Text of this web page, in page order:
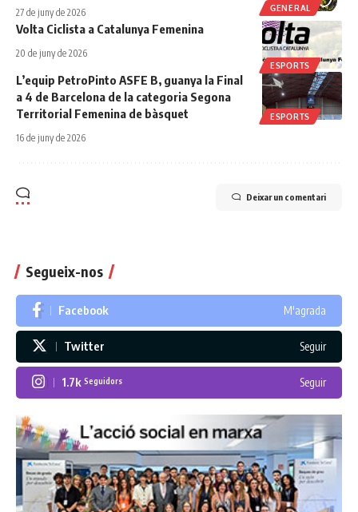
GENERAL
27 de juny de 2026
ESPORTS
Volta Ciclista a Catalunya Femenina
20 de juny de 2026
ESPORTS
L’equip PetroPinto ASFE B, guanya la Final
a 4 de Barcelona de la categoria Segona
Territorial Femenina de bàsquet
16 de juny de 2026
Deixar un comentari
Segueix-nos
Facebook M'agrada
Twitter Seguir
1.7k Seguidors Seguir